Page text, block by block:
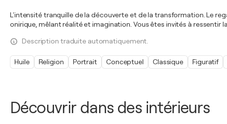
Découvrir dans des intérieurs
L'intensité tranquille de la découverte et de la transformation. Le
onirique, mêlant réalité et imagination. Vous êtes invités à ressentir
Description traduite automatiquement.
Huile Religion Portrait Conceptuel Classique Figuratif